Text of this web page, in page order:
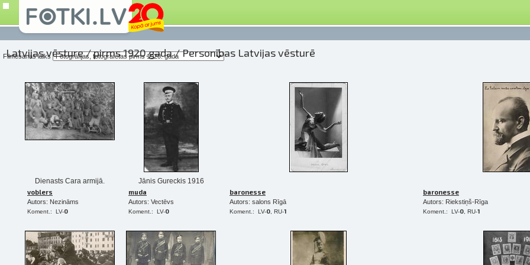
Latvijas vēsture/pirms 1920.gada/ Personības Latvijas vēsturē
Filmēšanas laiks
Dienasts Cara armijā. Jānis Gureckis 1916
voblers
Autors: Nezināms
Koment.: LV-0
muda
Autors: Vectēvs
Koment.: LV-0
baronesse
Autors: salons Rīgā
Koment.: LV-0 , RU-1
baronesse
Autors: Riekstiņš-Rīga
Koment.: LV-0 , RU-1